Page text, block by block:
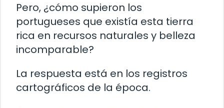
Pero, ¿cómo supieron los
portugueses que existía esta tierra
rica en recursos naturales y belleza
incomparable?
La respuesta está en los registros
cartográficos de la época.